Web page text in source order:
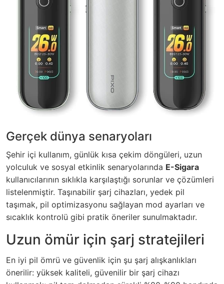
Gerçek dünya senaryoları
Şehir içi kullanım, günlük kısa çekim döngüleri, uzun
yolculuk ve sosyal etkinlik senaryolarında E-Sigara
kullanıcılarının sıklıkla karşılaştığı sorunlar ve çözümleri
listelenmiştir. Taşınabilir şarj cihazları, yedek pil
taşımak, pil optimizasyonu sağlayan mod ayarları ve
sıcaklık kontrolü gibi pratik öneriler sunulmaktadır.
Uzun ömür için şarj stratejileri
En iyi pil ömrü ve güvenlik için şu şarj alışkanlıkları
önerilir: yüksek kaliteli, güvenilir bir şarj cihazı